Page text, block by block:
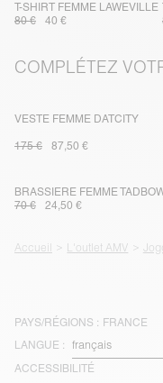
T-SHIRT FEMME LAWEVILLE
80 €
40 €
COMPLÉTEZ
VESTE FEMME DATCITY
175 € 87,50 €
BRASSIERE FEMME
70 €
24,50 €
Accueil L'outlet AMV
PAYS/RÉGIONS : FRANCE
LANGUE :
ACCESSIBILITÉ